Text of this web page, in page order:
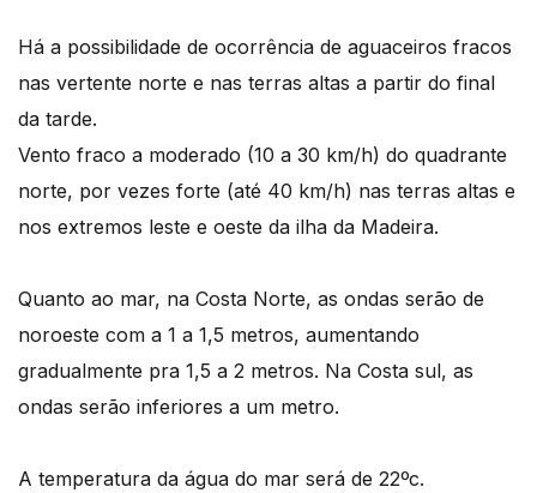
Há a possibilidade de ocorrência de aguaceiros fracos
nas vertente norte e nas terras altas a partir do final
da tarde.
Vento fraco a moderado (10 a 30 km/h) do quadrante
norte, por vezes forte (até 40 km/h) nas terras altas e
nos extremos leste e oeste da ilha da Madeira.
Quanto ao mar, na Costa Norte, as ondas serão de
noroeste com a 1 a 1,5 metros, aumentando
gradualmente pra 1,5 a 2 metros. Na Costa sul, as
ondas serão inferiores a um metro.
A temperatura da água do mar será de 22ºc.